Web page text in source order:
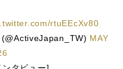
rtuEEcXv80
MAY